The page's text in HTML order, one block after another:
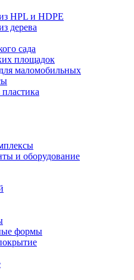
HPL и HDPE
дерева
сада
площадок
маломобильных
и оборудование
формы